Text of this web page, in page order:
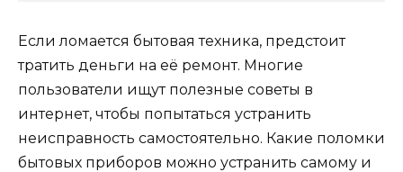
Если ломается бытовая техника, предстоит
тратить деньги на её ремонт. Многие
пользователи ищут полезные советы в
интернет, чтобы попытаться устранить
неисправность самостоятельно. Какие поломки
бытовых приборов можно устранить самому и